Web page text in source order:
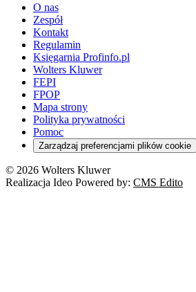
O nas
Zespół
Kontakt
Regulamin
Księgarnia Profinfo.pl
Wolters Kluwer
FEPI
FPOP
Mapa strony
Polityka prywatności
Pomoc
Zarządzaj preferencjami plików cookie
© 2026 Wolters Kluwer
Realizacja Ideo Powered by: CMS Edito